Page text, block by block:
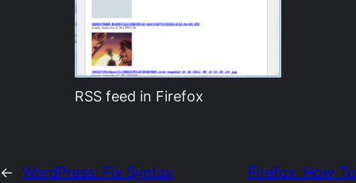
RSS feed in Firefox
← WordPress: Fix Syntax
Firefox: How To